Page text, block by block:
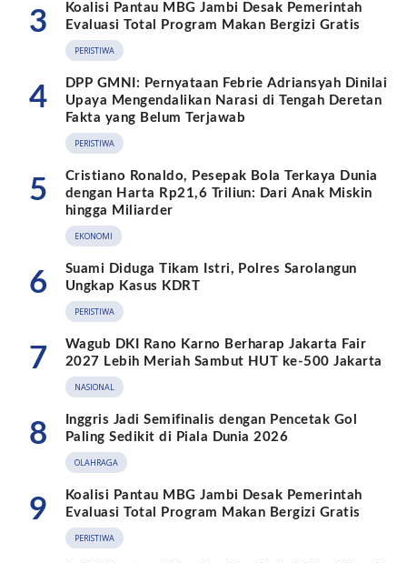
3
Koalisi Pantau MBG Jambi Desak Pemerintah
Evaluasi Total Program Makan Bergizi Gratis
PERISTIWA
4
DPP GMNI: Pernyataan Febrie Adriansyah Dinilai
Upaya Mengendalikan Narasi di Tengah Deretan
Fakta yang Belum Terjawab
PERISTIWA
5
Cristiano Ronaldo, Pesepak Bola Terkaya Dunia
dengan Harta Rp21,6 Triliun: Dari Anak Miskin
hingga Miliarder
EKONOMI
6
Suami Diduga Tikam Istri, Polres Sarolangun
Ungkap Kasus KDRT
PERISTIWA
7
Wagub DKI Rano Karno Berharap Jakarta Fair
2027 Lebih Meriah Sambut HUT ke-500 Jakarta
NASIONAL
8
Inggris Jadi Semifinalis dengan Pencetak Gol
Paling Sedikit di Piala Dunia 2026
OLAHRAGA
9
Koalisi Pantau MBG Jambi Desak Pemerintah
Evaluasi Total Program Makan Bergizi Gratis
PERISTIWA